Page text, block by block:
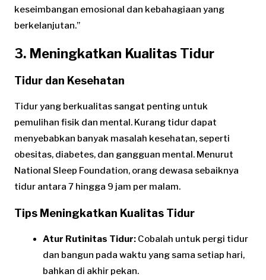
keseimbangan emosional dan kebahagiaan yang
berkelanjutan.”
3. Meningkatkan Kualitas Tidur
Tidur dan Kesehatan
Tidur yang berkualitas sangat penting untuk
pemulihan fisik dan mental. Kurang tidur dapat
menyebabkan banyak masalah kesehatan, seperti
obesitas, diabetes, dan gangguan mental. Menurut
National Sleep Foundation, orang dewasa sebaiknya
tidur antara 7 hingga 9 jam per malam.
Tips Meningkatkan Kualitas Tidur
Atur Rutinitas Tidur: Cobalah untuk pergi tidur
dan bangun pada waktu yang sama setiap hari,
bahkan di akhir pekan.